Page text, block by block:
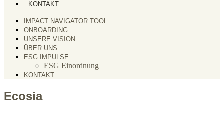
KONTAKT
IMPACT NAVIGATOR TOOL
ONBOARDING
UNSERE VISION
ÜBER UNS
ESG IMPULSE
ESG Einordnung
KONTAKT
Ecosia